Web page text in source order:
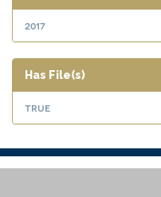
2017
Has File(s)
true